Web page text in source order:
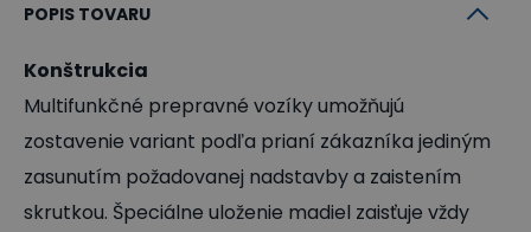
POPIS TOVARU
Konštrukcia
Multifunkčné prepravné vozíky umožňujú
zostavenie variant podľa prianí zákazníka jediným
zasunutím požadovanej nadstavby a zaistením
skrutkou. Špeciálne uloženie madiel zaisťuje vždy